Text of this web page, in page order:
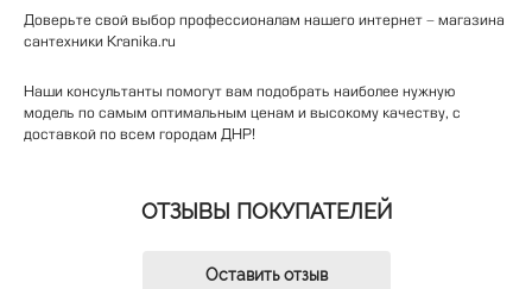
Доверьте свой выбор профессионалам нашего интернет - магазина
сантехники Kranika.ru
Наши консультанты помогут вам подобрать наиболее нужную
модель по самым оптимальным ценам и высокому качеству, с
доставкой по всем городам ДНР!
ОТЗЫВЫ ПОКУПАТЕЛЕЙ
Оставить отзыв